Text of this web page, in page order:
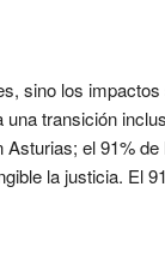
sino los
transición
el 91%
la justicia. El